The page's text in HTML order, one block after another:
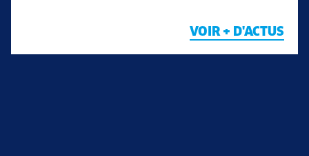
VOIR + D'ACTUS